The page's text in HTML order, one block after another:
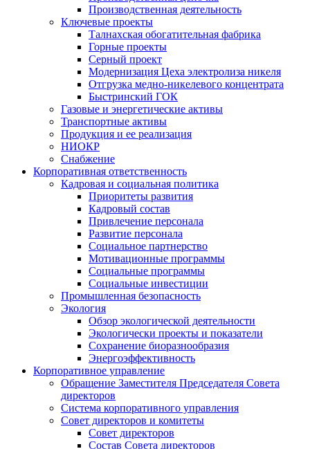
Производственная деятельность
Ключевые проекты
Талнахская обогатительная фабрика
Горные проекты
Серный проект
Модернизация Цеха электролиза никеля
Отгрузка медно-никелевого концентрата
Быстринский ГОК
Газовые и энергетические активы
Транспортные активы
Продукция и ее реализация
НИОКР
Снабжение
Корпоративная ответственность
Кадровая и социальная политика
Приоритеты развития
Кадровый состав
Привлечение персонала
Развитие персонала
Социальное партнерство
Мотивационные программы
Социальные программы
Социальные инвестиции
Промышленная безопасность
Экология
Обзор экологической деятельности
Экологически проекты и показатели
Сохранение биоразнообразия
Энергоэффективность
Корпоративное управление
Обращение Заместителя Председателя Совета
директоров
Система корпоративного управления
Совет директоров и комитеты
Совет директоров
Состав Совета директоров